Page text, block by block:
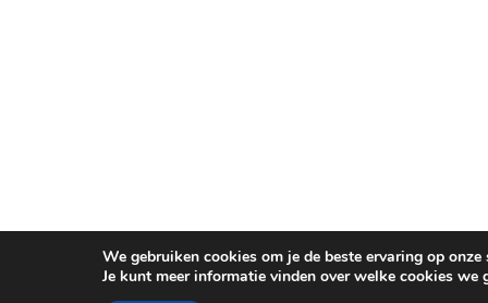
We gebruiken cookies om je de beste ervaring op onze
Je kunt meer informatie vinden over welke cookies